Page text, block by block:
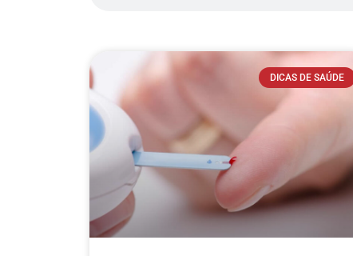
DICAS DE SAÚDE